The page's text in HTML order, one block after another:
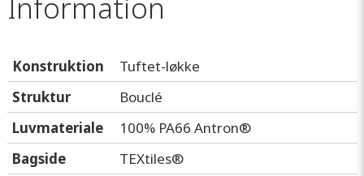
Information
Konstruktion
Tuftet-løkke
Struktur
Bouclé
Luvmateriale
100% PA66 Antron®
Bagside
TEXtiles®